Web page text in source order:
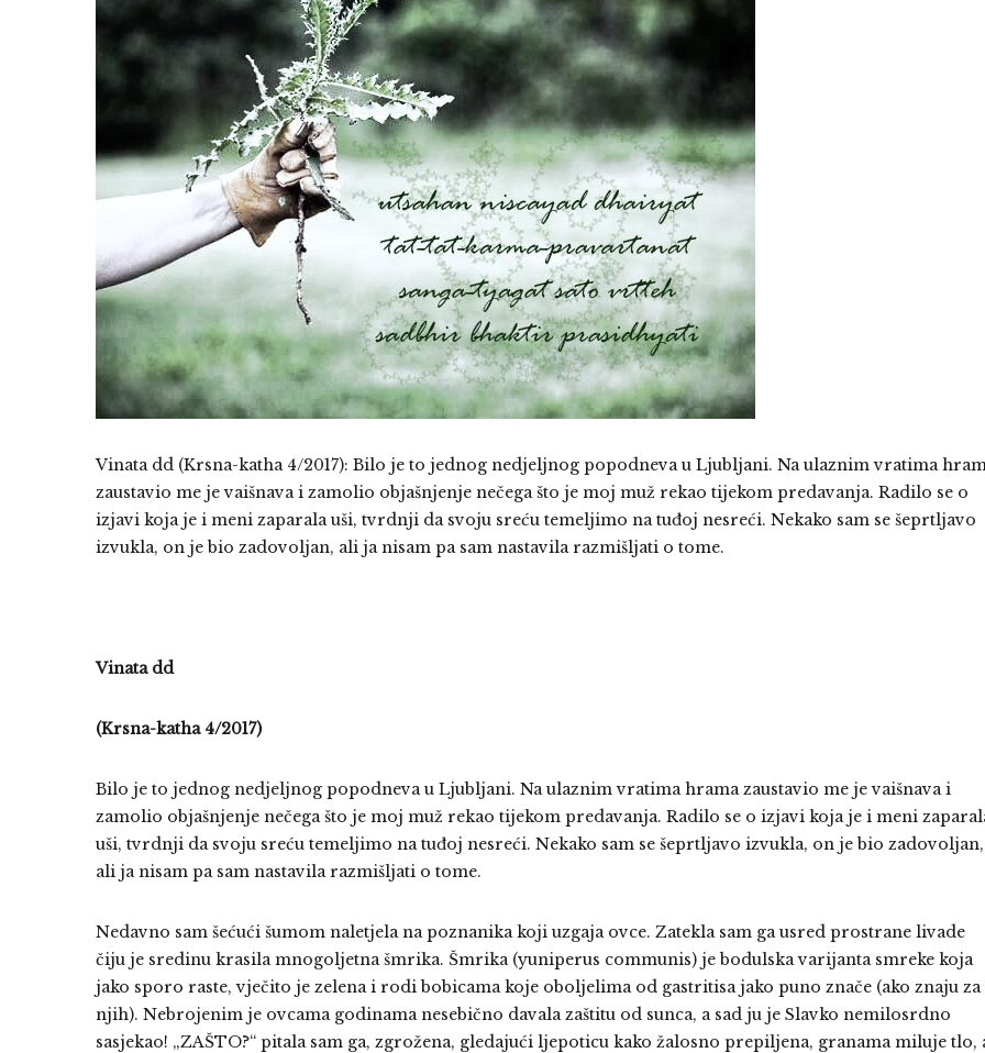
Vinata dd (Krsna-katha 4/2017): Bilo je to jednog nedjeljnog popodneva u Ljubljani. Na ulaznim vratima
zaustavio me je vaišnava i zamolio objašnjenje nečega što je moj muž rekao tijekom predavanja. Radilo se o
izjavi koja je i meni zaparala uši, tvrdnji da svoju sreću temeljimo na tuđoj nesreći. Nekako sam se šeprtljavo
izvukla, on je bio zadovoljan, ali ja nisam pa sam nastavila razmišljati o tome.
Vinata dd
(Krsna-katha 4/2017)
Bilo je to jednog nedjeljnog popodneva u Ljubljani. Na ulaznim vratima hrama zaustavio me je vaišnava i
zamolio objašnjenje nečega što je moj muž rekao tijekom predavanja. Radilo se o izjavi koja je i meni
uši, tvrdnji da svoju sreću temeljimo na tuđoj nesreći. Nekako sam se šeprtljavo izvukla, on je bio zadovoljan,
ali ja nisam pa sam nastavila razmišljati o tome.
Nedavno sam šećući šumom naletjela na poznanika koji uzgaja ovce. Zatekla sam ga usred prostrane livade
čiju je sredinu krasila mnogoljetna šmrika. Šmrika (yuniperus communis) je bodulska varijanta smreke koja
jako sporo raste, vječito je zelena i rodi bobicama koje oboljelima od gastritisa jako puno znače (ako znaju za
njih). Nebrojenim je ovcama godinama nesebično davala zaštitu od sunca, a sad ju je Slavko nemilosrdno
sasjekao! „ZAŠTO?“ pitala sam ga, zgrožena, gledajući ljepoticu kako žalosno prepiljena, granama miluje tlo,